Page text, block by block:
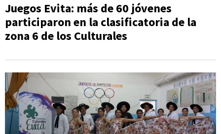
Juegos Evita: más de 60 jóvenes
participaron en la clasificatoria de la
zona 6 de los Culturales